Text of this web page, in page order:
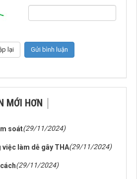
MỚI HƠN
soát(29/11/2024)
việc làm dễ gây THA(29/11/2024)
(29/11/2024)